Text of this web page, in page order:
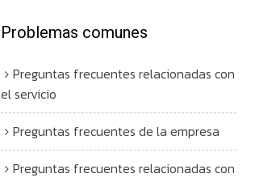
Problemas comunes
Preguntas frecuentes relacionadas con
el servicio
Preguntas frecuentes de la empresa
Preguntas frecuentes relacionadas con